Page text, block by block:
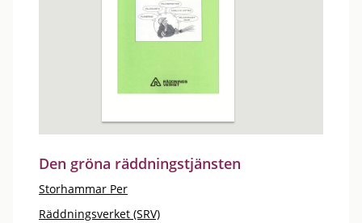
Den gröna räddningstjänsten
Storhammar Per
Räddningsverket (SRV)